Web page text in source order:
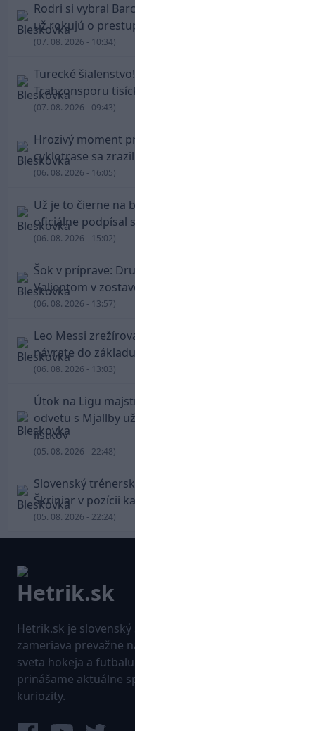
Rodri si vybral Barcelonu a odmietol Real. Kluby
už rokujú o prestupovej čiastke
(07. 08. 2026 - 10:34)
Turecké šialenstvo! Salaha vítali na štadióne
Trabzonsporu tisícky fanúšikov
(07. 08. 2026 - 09:43)
Hrozivý moment pre Zdena Cháru! Na
cyklotrase sa zrazil s bežcom
(06. 08. 2026 - 16:05)
Už je to čierne na bielom: Mohamed Salah
oficiálne podpísal s Trabzonsporom
(06. 08. 2026 - 15:02)
Šok v príprave: Druholigová Mallorca s
Valjentom v zostave zdolala PSG
(06. 08. 2026 - 13:57)
Leo Messi zrežíroval obrat Interu Miami, pri
návrate do základu strelil dva góly
(06. 08. 2026 - 13:03)
Útok na Ligu majstrov láka! Slovan hlási na
odvetu s Mjällby už viac ako 13-tisíc predaných
lístkov
(05. 08. 2026 - 22:48)
Slovenský trénerský súboj pre Borbélyho,
Škriniar v pozícii kapitána potiahol Fenerbahce
(05. 08. 2026 - 22:24)
Hetrik.sk je slovenský športový portál, ktorý sa
zameriava prevažne na najnovšie informácie zo
sveta hokeja a futbalu. Pravidelne na dennej báze
prinášame aktuálne správy, góly, zaujímavosti a
kuriozity.